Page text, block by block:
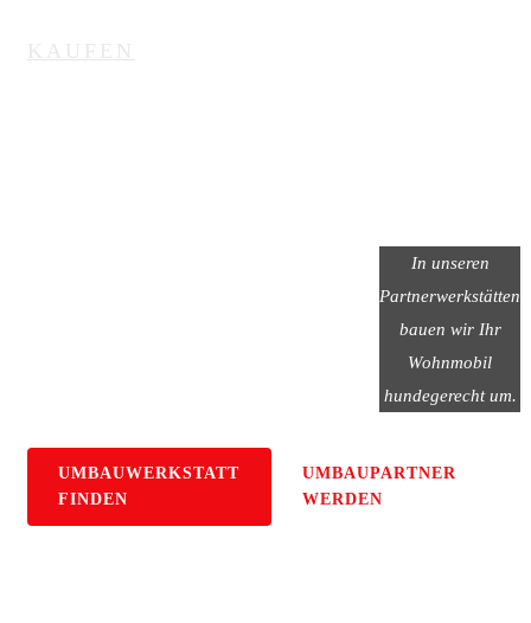
KAUFEN
In unseren
Partnerwerkstätten
bauen wir Ihr
Wohnmobil
hundegerecht um.
UMBAUWERKSTATT
FINDEN
UMBAUPARTNER
WERDEN